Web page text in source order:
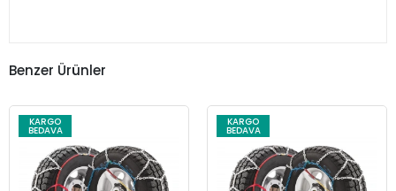
Benzer Ürünler
KARGO
BEDAVA
KARGO
BEDAVA